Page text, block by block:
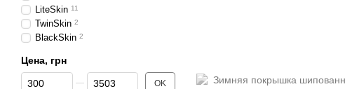
LiteSkin 11
TwinSkin 2
BlackSkin 2
Цена, грн
От Цена, грн
До Цена, грн OK